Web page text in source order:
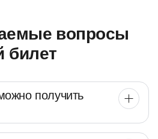
вопросы
билет
получить